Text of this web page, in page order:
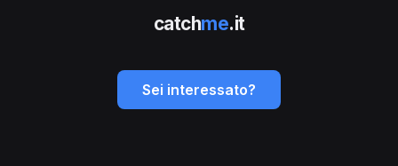
catchme.it
Sei interessato?